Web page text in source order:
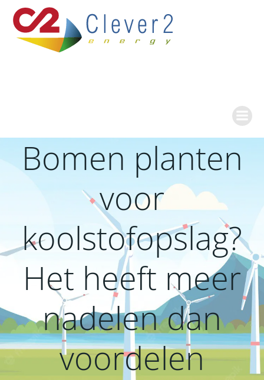
naar
de
inhoud
Bomen planten
voor
koolstofopslag?
Het heeft meer
nadelen dan
voordelen